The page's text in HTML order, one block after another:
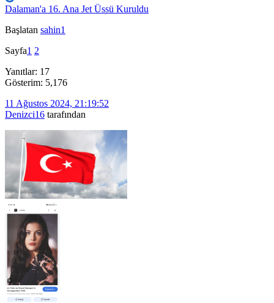
Dalaman'a 16. Ana Jet Üssü Kuruldu
Başlatan sahin1
Sayfa1 2
Yanıtlar: 17
Gösterim: 5,176
11 Ağustos 2024, 21:19:52
Denizci16 tarafından